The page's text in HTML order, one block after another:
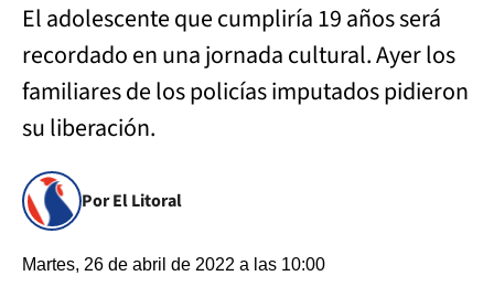
El adolescente que cumpliría 19 años será
recordado en una jornada cultural. Ayer los
familiares de los policías imputados pidieron
su liberación.
Por El Litoral
Martes, 26 de abril de 2022 a las 10:00